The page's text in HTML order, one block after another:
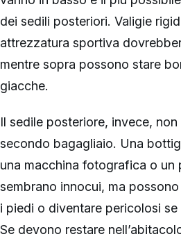
dei sedili posteriori. Valigie
attrezzatura sportiva
mentre sopra possono stare
giacche.
Il sedile posteriore, invece,
secondo bagagliaio. Una
una macchina fotografica o un
sembrano innocui, ma
i piedi o diventare pericolosi se
Se devono restare